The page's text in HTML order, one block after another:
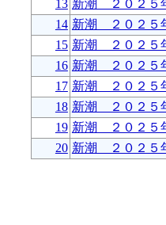
13 新潮 ２０２５
14 新潮 ２０２５
15 新潮 ２０２５
16 新潮 ２０２５
17 新潮 ２０２５
18 新潮 ２０２５
19 新潮 ２０２５
20 新潮 ２０２５